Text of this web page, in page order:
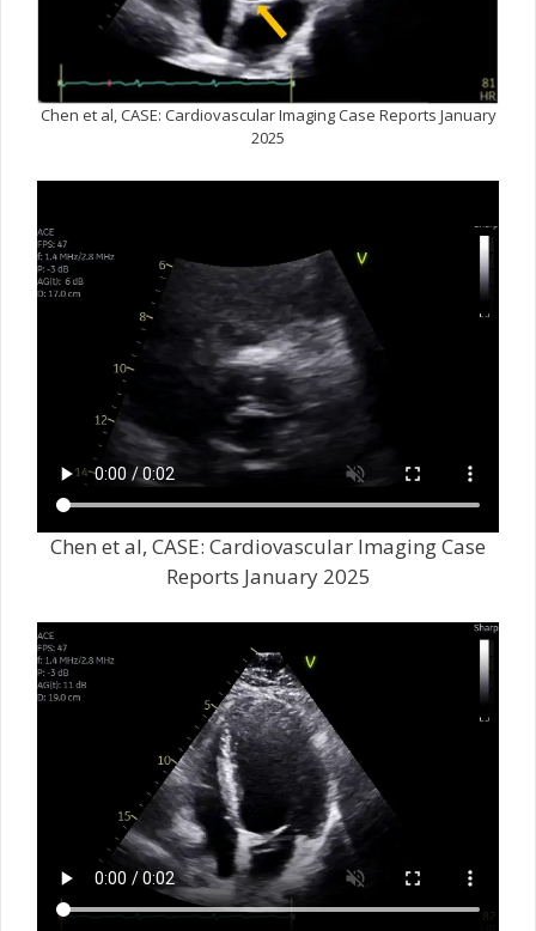
Chen et al, CASE: Cardiovascular Imaging Case Reports January
2025
Chen et al, CASE: Cardiovascular Imaging Case
Reports January 2025